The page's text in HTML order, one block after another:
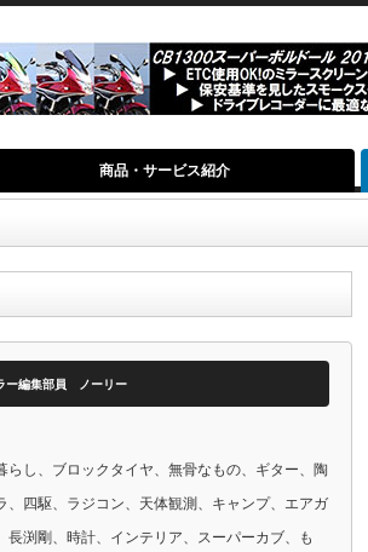
商品・サービス紹介
ー編集部員 ノーリー
し、ブロックタイヤ、無骨なもの、ギター、陶
四駆、ラジコン、天体観測、キャンプ、エアガ
渕剛、時計、インテリア、スーパーカブ、も